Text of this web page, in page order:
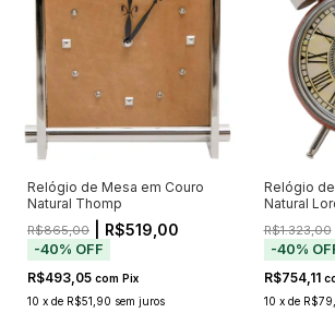
Relógio de Mesa em Couro
Natural Thomp
R$865,00 | R$519,00
-40% OFF
R$493,05 com Pix
10 x de R$51,90 sem juros
Relógio
Natural
R$1.323,00
-40%
R$754,11
10 x de